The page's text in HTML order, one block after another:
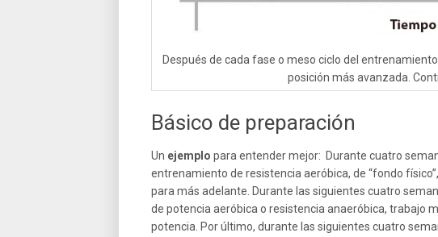
Después de cada fase o meso ciclo del
posición más avanzada.
Básico de preparación
Un ejemplo para entender mejor: Durante cuatro
entrenamiento de resistencia aeróbica, de “fondo
para más adelante. Durante las siguientes cuatro
de potencia aeróbica o resistencia anaeróbica, trabajo
potencia. Por último, durante las siguientes cuatro